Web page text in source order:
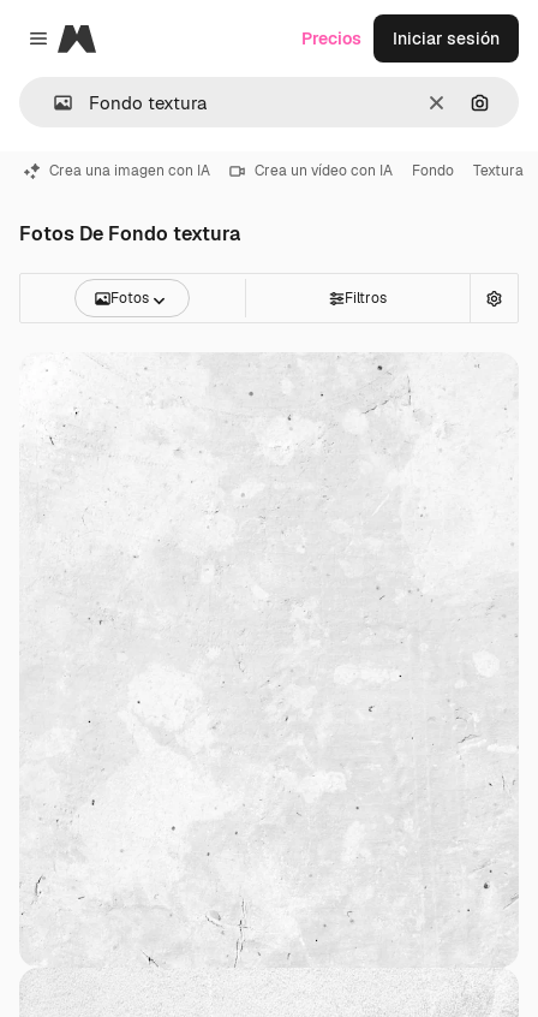
Close menu
Magnific
Borrar
Precios Iniciar sesión
Crea una imagen con IA Crea un vídeo con IA Fondo Textura
Fotos De Fondo textura
Fotos Filtros